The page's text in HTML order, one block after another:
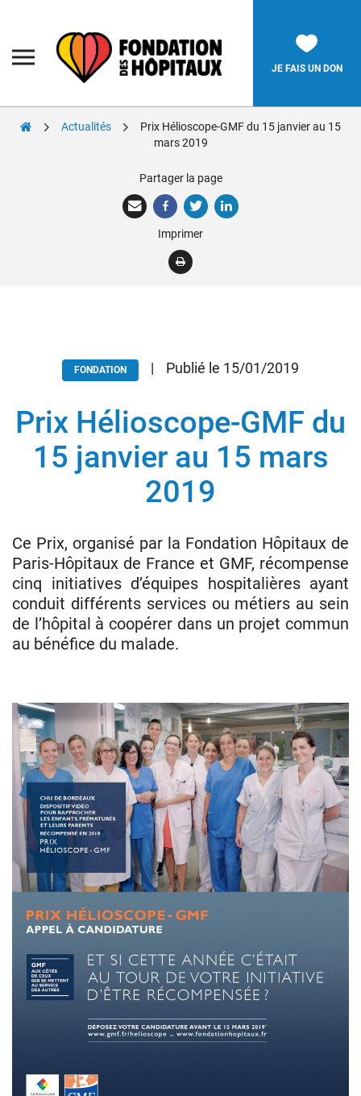
des
Hôpitaux
JE FAIS UN DON
Nous soutenir
Donateurs
Actualités
Prix Hélioscope-GMF du 15 janvier au 15
mars 2019
Partager la page
Imprimer
FONDATION | Publié le 15/01/2019
Prix Hélioscope-GMF du
15 janvier au 15 mars
2019
Ce Prix, organisé par la Fondation Hôpitaux de
Paris-Hôpitaux de France et GMF, récompense
cinq initiatives d’équipes hospitalières ayant
conduit différents services ou métiers au sein
de l’hôpital à coopérer dans un projet commun
au bénéfice du malade.